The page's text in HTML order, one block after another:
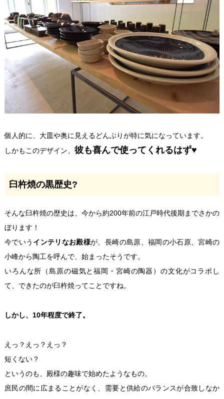
個人的に、大皿や奥に見えるどんぶりが特に気になっています。
しかもこのデザイン、 彼も喜んで使ってくれるはず♥
臼杵焼の黒歴史?
そんな臼杵焼の歴史は、今から約200年前の江戸時代後期までさかの
ぼります！
今でいう インテリなお殿様が、長崎の島原、福岡の小石原、宮崎の
小峰から陶工を呼んで、始まったそうです。
いろんな所（島原の磁気と福岡・宮崎の陶器）の文化がコラボし
て、できたのが臼杵焼ってことですね。
しかし、10年程度で終了。
えっ？えっ？えっ？
短くない？
というのも、殿様の趣味で始めたようなもの。
庶民の間に広まることがなく、需要と供給のバランスが合致しなか